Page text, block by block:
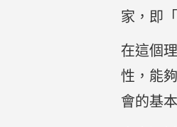
家，即
在這個
性，能
會的基